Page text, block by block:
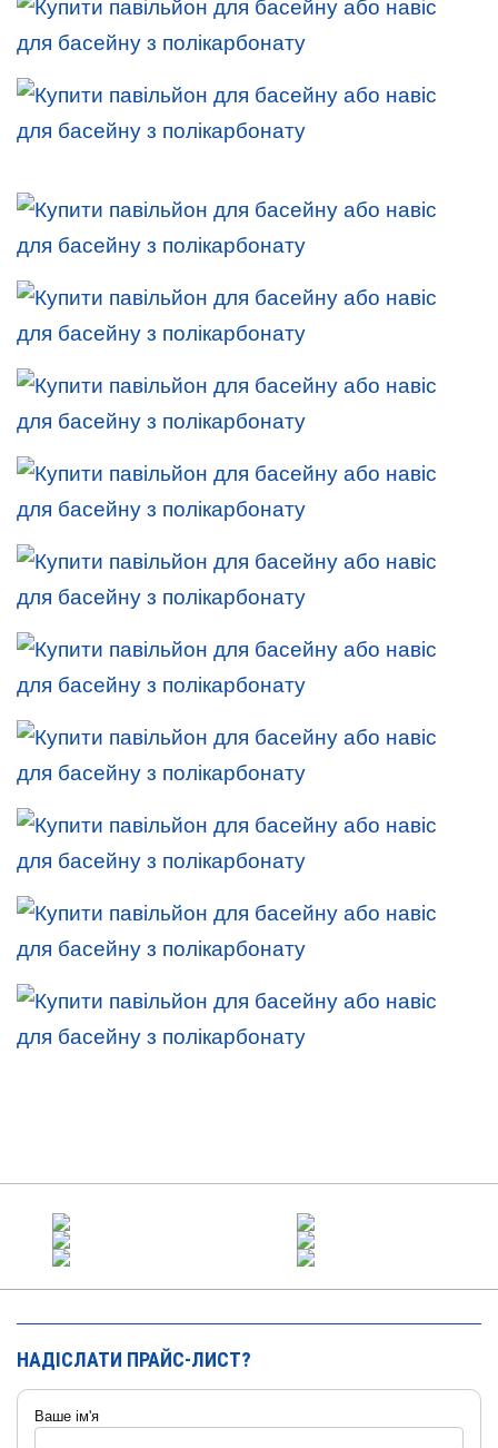
НАДІСЛАТИ ПРАЙС-ЛИСТ?
Ваше ім'я